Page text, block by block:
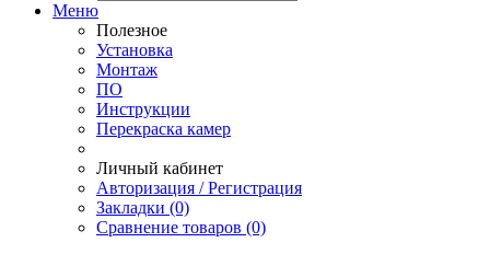
Меню
Полезное
Установка
Монтаж
ПО
Инструкции
Перекраска камер
Личный кабинет
Авторизация / Регистрация
Закладки (0)
Сравнение товаров (0)